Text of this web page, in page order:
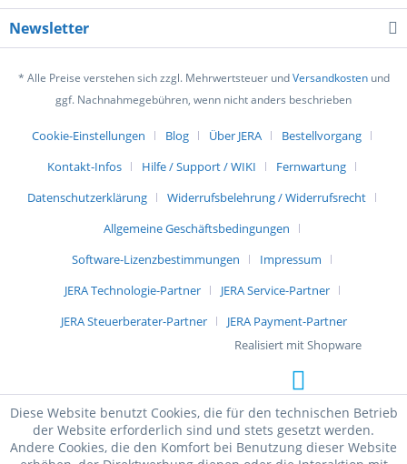
Newsletter
* Alle Preise verstehen sich zzgl. Mehrwertsteuer undVersandkostenund
ggf. Nachnahmegebühren, wenn nicht anders beschrieben
Cookie-Einstellungen Blog Über JERA
Bestellvorgang
Kontakt-Infos
Hilfe / Support / WIKI
Fernwartung
Datenschutzerklärung
Widerrufsbelehrung / Widerrufsrecht
Allgemeine Geschäftsbedingungen
Software-Lizenzbestimmungen
Impressum
JERA Technologie-Partner
JERA Service-Partner
JERA Steuerberater-Partner
JERA Payment-Partner
Realisiert mit Shopware
Diese Website benutzt Cookies, die für den technischen Betrieb
der Website erforderlich sind und stets gesetzt werden.
Andere Cookies, die den Komfort bei Benutzung dieser Website